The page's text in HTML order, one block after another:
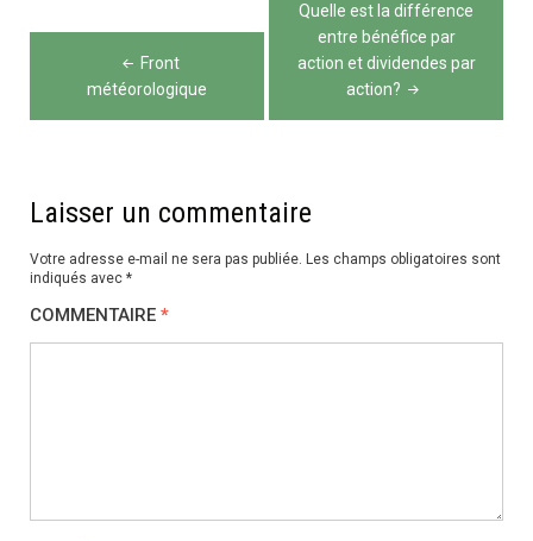
de
l’article
Front
météorologique
Quelle est la différence
entre bénéfice par
action et dividendes par
action?
Laisser un commentaire
Votre adresse e-mail ne sera pas publiée. Les champs obligatoires sont
indiqués avec *
COMMENTAIRE *